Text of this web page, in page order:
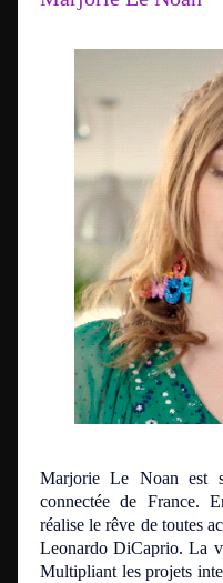
Marjorie Le Noan est
connectée de France.
réalise le rêve de toutes
Leonardo DiCaprio. La
Multipliant les projets